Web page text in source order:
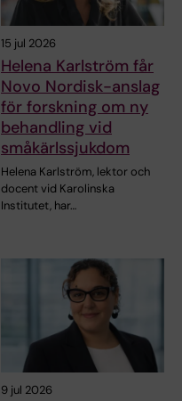
15 jul 2026
Helena Karlström får
Novo Nordisk-anslag
för forskning om ny
behandling vid
småkärlssjukdom
Helena Karlström, lektor och
docent vid Karolinska
Institutet, har…
9 jul 2026